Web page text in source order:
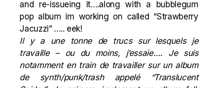
and re-issueing it….along with a bubblegum
pop album im working on called “Strawberry
Jacuzzi” ….. eek!
Il y a une tonne de trucs sur lesquels je
travaille – ou du moins, j’essaie…. Je suis
notamment en train de travailler sur un album
de synth/punk/trash appelé “Translucent